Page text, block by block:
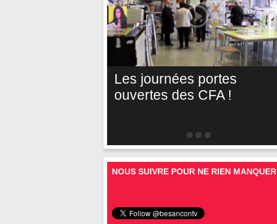
Les journées portes
ouvertes des CFA !
NOUS SUIVRE POUR NE RIEN MANQUER